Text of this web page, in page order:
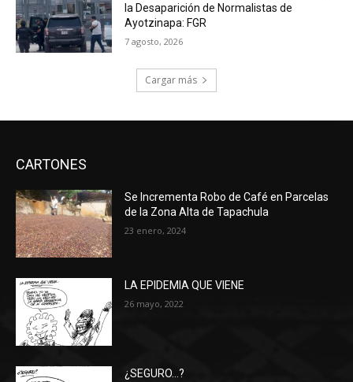
la Desaparición de Normalistas de
Ayotzinapa: FGR
7 agosto, 2026
Cargar más
CARTONES
Se Incrementa Robo de Café en Parcelas
de la Zona Alta de Tapachula
23 enero, 2024
LA EPIDEMIA QUE VIENE
26 mayo, 2022
¿SEGURO…?